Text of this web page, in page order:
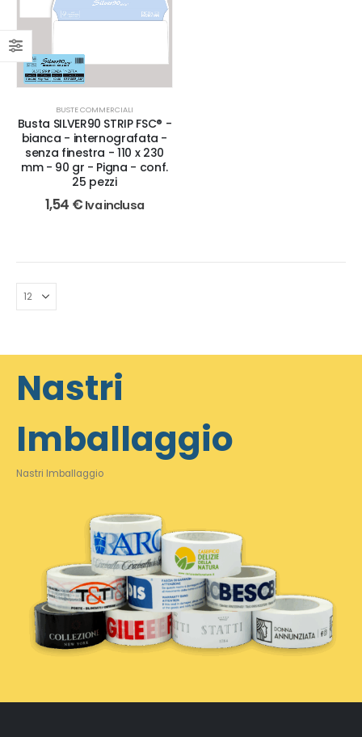
BUSTE COMMERCIALI
Busta SILVER90 STRIP FSC® -
bianca - internografata -
senza finestra - 110 x 230
mm - 90 gr - Pigna - conf.
25 pezzi
1,54 € Iva inclusa
Nastri
Imballaggio
Nastri Imballaggio